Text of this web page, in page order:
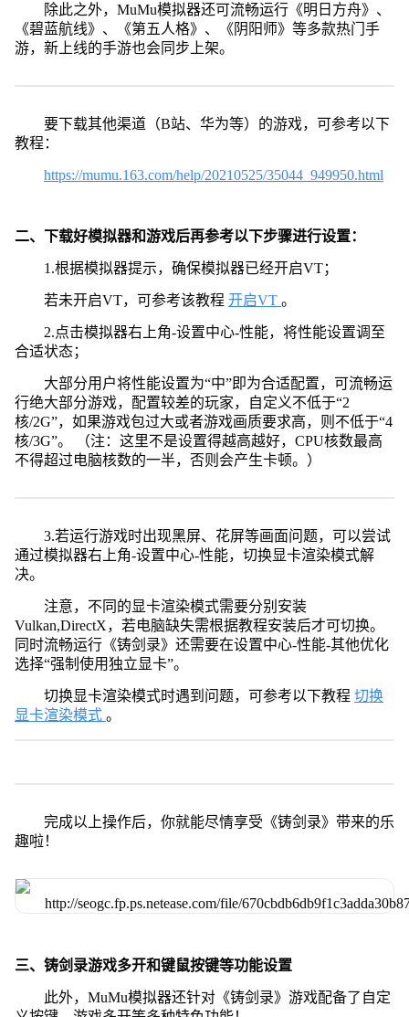
除此之外，MuMu模拟器还可流畅运行《明日方舟》、
《碧蓝航线》、《第五人格》、《阴阳师》等多款热门手
游，新上线的手游也会同步上架。
要下载其他渠道（B站、华为等）的游戏，可参考以下
教程：
https://mumu.163.com/help/20210525/35044_949950.html
二、下载好模拟器和游戏后再参考以下步骤进行设置：
1.根据模拟器提示，确保模拟器已经开启VT；
若未开启VT，可参考该教程 开启VT 。
2.点击模拟器右上角-设置中心-性能，将性能设置调至
合适状态；
大部分用户将性能设置为“中”即为合适配置，可流畅运
行绝大部分游戏，配置较差的玩家，自定义不低于“2
核/2G”，如果游戏包过大或者游戏画质要求高，则不低于“4
核/3G”。 （注：这里不是设置得越高越好，CPU核数最高
不得超过电脑核数的一半，否则会产生卡顿。）
3.若运行游戏时出现黑屏、花屏等画面问题，可以尝试
通过模拟器右上角-设置中心-性能，切换显卡渲染模式解
决。
注意，不同的显卡渲染模式需要分别安装
Vulkan,DirectX，若电脑缺失需根据教程安装后才可切换。
同时流畅运行《铸剑录》还需要在设置中心-性能-其他优化
选择“强制使用独立显卡”。
切换显卡渲染模式时遇到问题，可参考以下教程 切换
显卡渲染模式 。
完成以上操作后，你就能尽情享受《铸剑录》带来的乐
趣啦！
三、铸剑录游戏多开和键鼠按键等功能设置
此外，MuMu模拟器还针对《铸剑录》游戏配备了自定